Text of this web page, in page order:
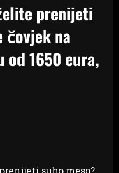
prenijeti
čovjek na
od 1650 eura,